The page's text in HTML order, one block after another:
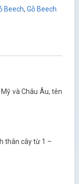
Beech, Gỗ Beech
và Châu Âu, tên
thân cây từ 1 –